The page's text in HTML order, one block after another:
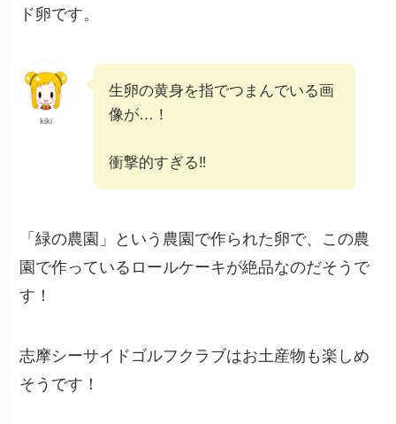
ド卵です。
kiki
生卵の黄身を指でつまんでいる画
像が…！
衝撃的すぎる‼
「緑の農園」という農園で作られた卵で、この農
園で作っているロールケーキが絶品なのだそうで
す！
志摩シーサイドゴルフクラブはお土産物も楽しめ
そうです！